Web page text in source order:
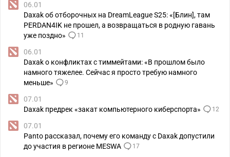
06.01
Daxak об отборочных на DreamLeague S25: «[Блин], там
PERDAN4IK не прошел, а возвращаться в родную гавань
уже поздно»
11
06.01
Daxak о конфликтах с тиммейтами: «В прошлом было
намного тяжелее. Сейчас я просто требую намного
меньше»
9
07.01
Daxak предрек «закат компьютерного киберспорта»
12
07.01
Panto рассказал, почему его команду с Daxak допустили
до участия в регионе MESWA
17